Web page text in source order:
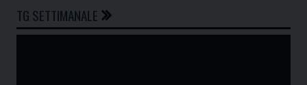
TG SETTIMANALE